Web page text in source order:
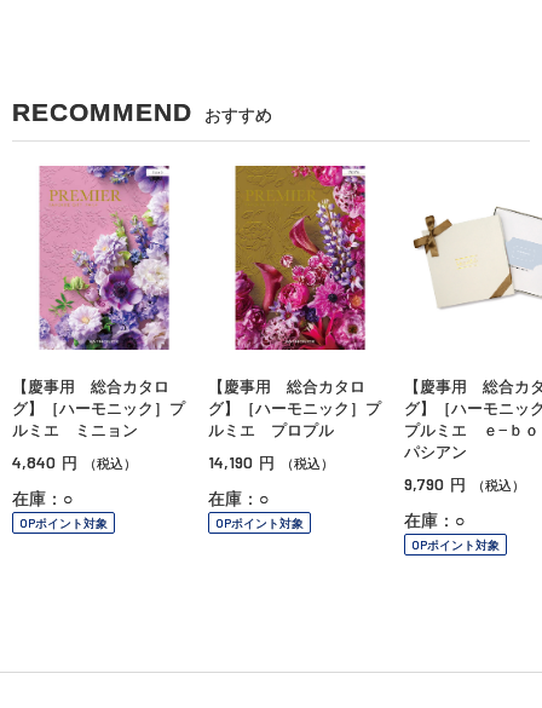
RECOMMEND おすすめ
【慶事用 総合カタロ
グ】［ハーモニック］プ
ルミエ ミニョン
4,840 円 （税込）
在庫：○
OPポイント対象
【慶事用 総合カタロ
グ】［ハーモニック］プ
ルミエ プロプル
14,190 円 （税込）
在庫：○
OPポイント対象
【慶事用 総合カ
グ】［ハーモニ
プルミエ ｅ−ｂ
パシアン
9,790 円 （税込）
在庫：○
OPポイント対象